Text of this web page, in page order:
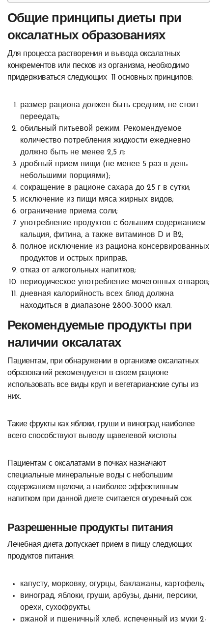
Общие принципы диеты при
оксалатных образованиях
Для процесса растворения и вывода оксалатных
конкрементов или песков из организма, необходимо
придерживаться следующих 11 основных принципов:
размер рациона должен быть средним, не стоит
переедать;
обильный питьевой режим. Рекомендуемое
количество потребления жидкости ежедневно
должно быть не менее 2,5 л;
дробный прием пищи (не менее 5 раз в день
небольшими порциями);
сокращение в рационе сахара до 25 г в сутки;
исключение из пищи мяса жирных видов;
ограничение приема соли;
употребление продуктов с большим содержанием
кальция, фитина, а также витаминов D и B2;
полное исключение из рациона консервированных
продуктов и острых приправ;
отказ от алкогольных напитков;
периодическое употребление мочегонных отваров;
дневная калорийность всех блюд должна
находиться в диапазоне 2800-3000 ккал.
Рекомендуемые продукты при
наличии оксалатах
Пациентам, при обнаружении в организме оксалатных
образований рекомендуется в своем рационе
использовать все виды круп и вегетарианские супы из
них.
Такие фрукты как яблоки, груши и виноград наиболее
всего способствуют выводу щавелевой кислоты.
Пациентам с оксалатами в почках назначают
специальные минеральные воды с небольшим
содержанием щелочи, а наиболее эффективным
напитком при данной диете считается огуречный сок.
Разрешенные продукты питания
Лечебная диета допускает прием в пищу следующих
продуктов питания:
капусту, морковку, огурцы, баклажаны, картофель;
виноград, яблоки, груши, арбузы, дыни, персики,
орехи, сухофрукты;
ржаной и пшеничный хлеб, испеченный из муки 2-